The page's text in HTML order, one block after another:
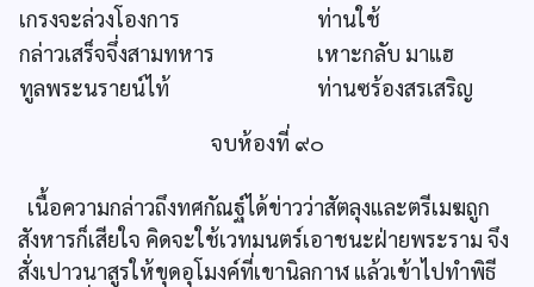
เกรงจะล่วงโองการ
ท่านใช้
กล่าวเสร็จจึ่งสามทหาร
เหาะกลับ มาแฮ
ทูลพระนรายน์ไท้
ท่านซร้องสรเสริญ
จบห้องที่ ๙๐
เนื้อความกล่าวถึงทศกัณฐ์ได้ข่าวว่าสัตลุงและตรีเมฆถูก
สังหารก็เสียใจ คิดจะใช้เวทมนตร์เอาชนะฝ่ายพระราม จึง
สั่งเปาวนาสูรให้ขุดอุโมงค์ที่เขานิลกาฬ แล้วเข้าไปทำพิธี